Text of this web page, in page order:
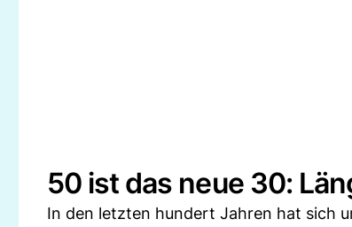
50 ist das neue 30:
In den letzten hundert Jahren hat sich